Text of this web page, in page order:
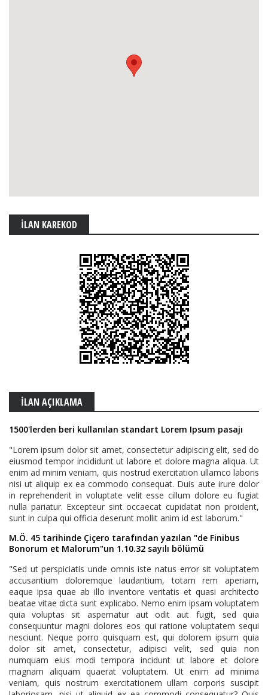
İLAN KAREKOD
İLAN AÇIKLAMA
1500'lerden beri kullanılan standart Lorem Ipsum pasajı
"Lorem ipsum dolor sit amet, consectetur adipiscing elit, sed do
eiusmod tempor incididunt ut labore et dolore magna aliqua. Ut
enim ad minim veniam, quis nostrud exercitation ullamco laboris
nisi ut aliquip ex ea commodo consequat. Duis aute irure dolor
in reprehenderit in voluptate velit esse cillum dolore eu fugiat
nulla pariatur. Excepteur sint occaecat cupidatat non proident,
sunt in culpa qui officia deserunt mollit anim id est laborum."
M.Ö. 45 tarihinde Çiçero tarafından yazılan "de Finibus
Bonorum et Malorum"un 1.10.32 sayılı bölümü
"Sed ut perspiciatis unde omnis iste natus error sit voluptatem
accusantium doloremque laudantium, totam rem aperiam,
eaque ipsa quae ab illo inventore veritatis et quasi architecto
beatae vitae dicta sunt explicabo. Nemo enim ipsam voluptatem
quia voluptas sit aspernatur aut odit aut fugit, sed quia
consequuntur magni dolores eos qui ratione voluptatem sequi
nesciunt. Neque porro quisquam est, qui dolorem ipsum quia
dolor sit amet, consectetur, adipisci velit, sed quia non
numquam eius modi tempora incidunt ut labore et dolore
magnam aliquam quaerat voluptatem. Ut enim ad minima
veniam, quis nostrum exercitationem ullam corporis suscipit